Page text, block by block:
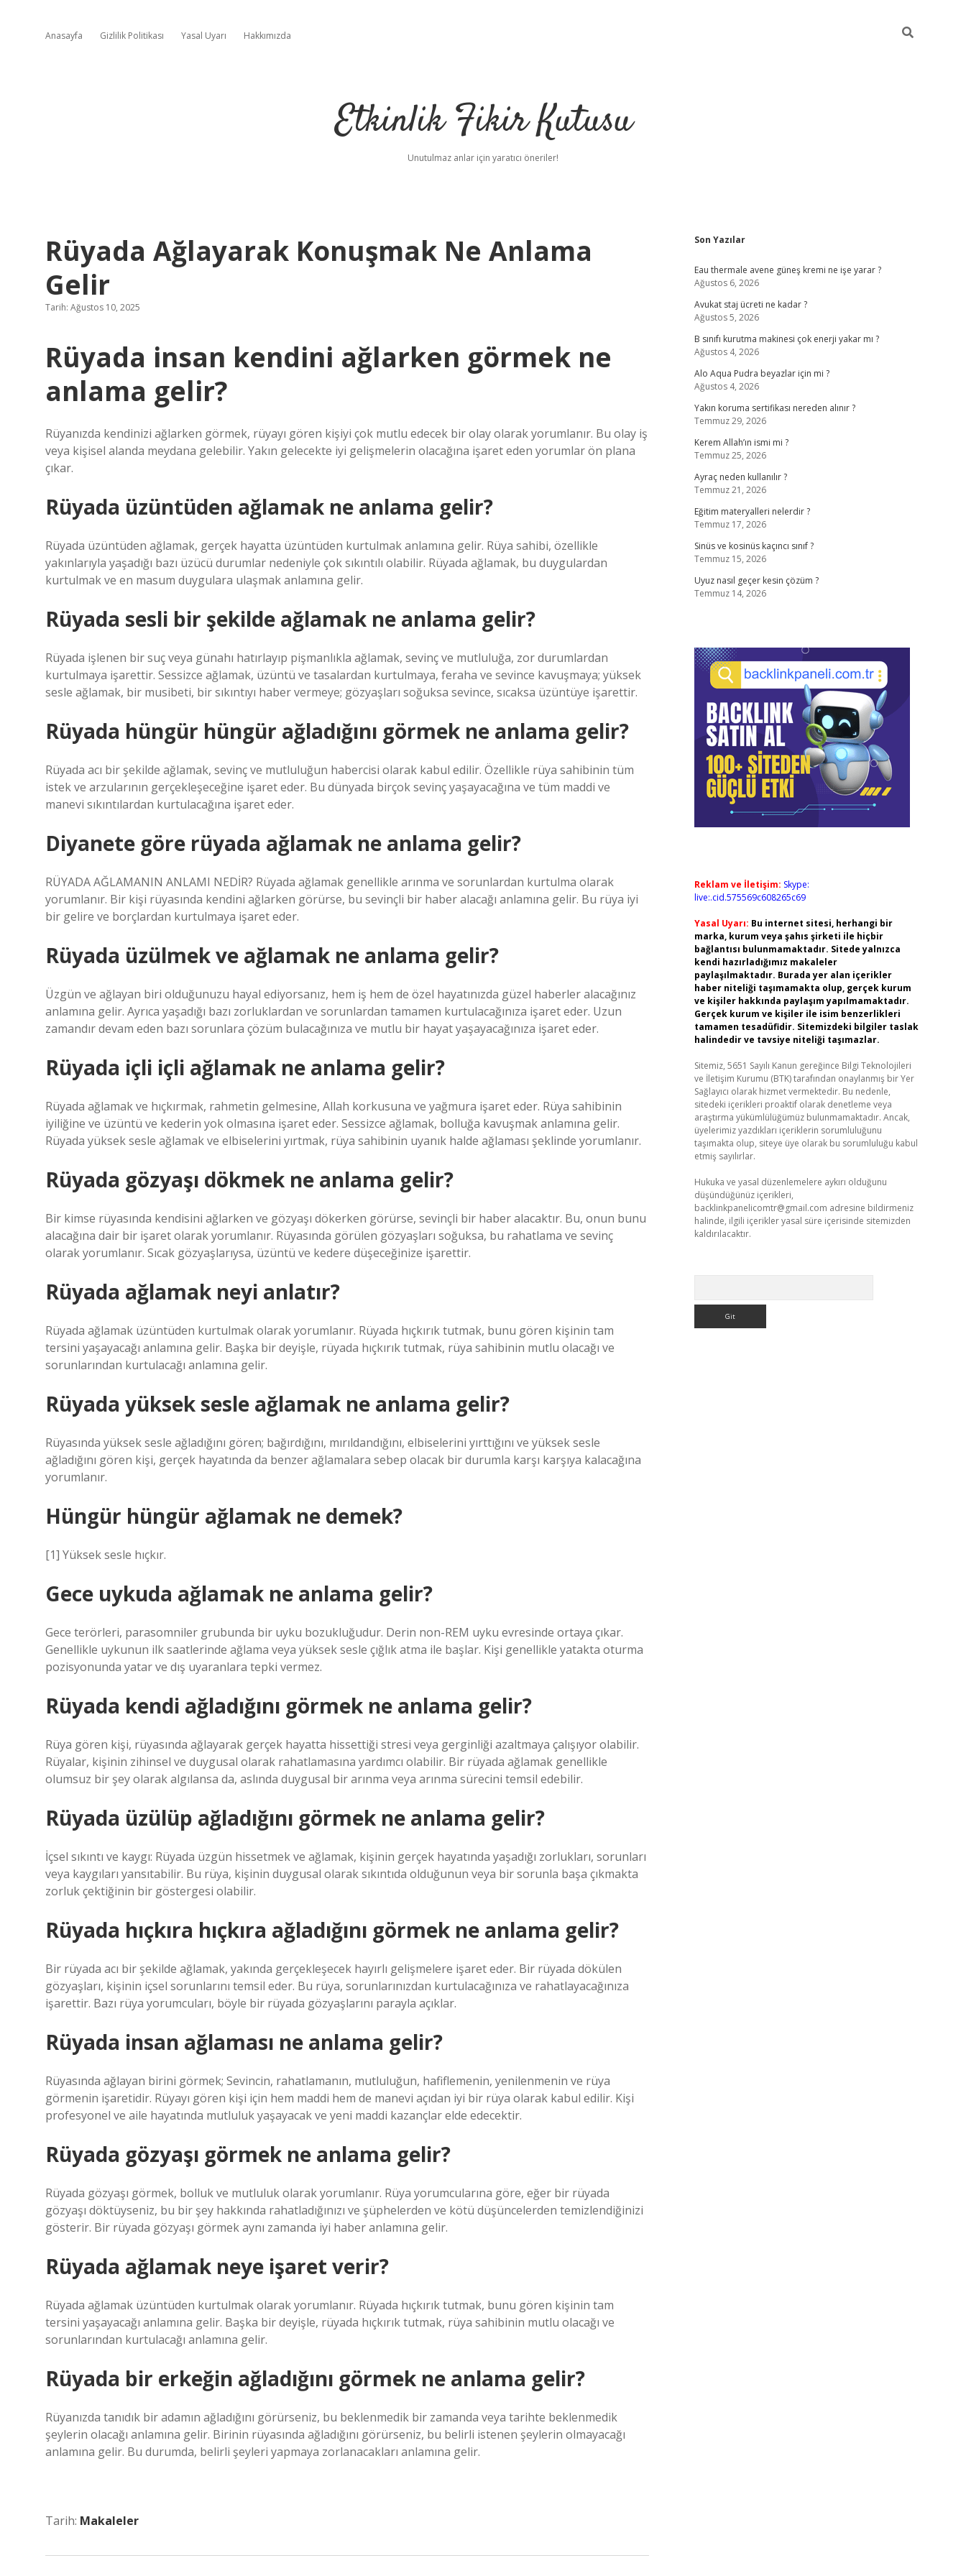
Anasayfa Gizlilik Politikası Yasal Uyarı Hakkımızda
Etkinlik Fikir Kutusu
Unutulmaz anlar için yaratıcı öneriler!
Rüyada Ağlayarak Konuşmak Ne Anlama
Gelir
Tarih: Ağustos 10, 2025
Rüyada insan kendini ağlarken görmek ne
anlama gelir?
Rüyanızda kendinizi ağlarken görmek, rüyayı gören kişiyi çok mutlu edecek bir olay olarak yorumlanır. Bu olay iş
veya kişisel alanda meydana gelebilir. Yakın gelecekte iyi gelişmelerin olacağına işaret eden yorumlar ön plana
çıkar.
Rüyada üzüntüden ağlamak ne anlama gelir?
Rüyada üzüntüden ağlamak, gerçek hayatta üzüntüden kurtulmak anlamına gelir. Rüya sahibi, özellikle
yakınlarıyla yaşadığı bazı üzücü durumlar nedeniyle çok sıkıntılı olabilir. Rüyada ağlamak, bu duygulardan
kurtulmak ve en masum duygulara ulaşmak anlamına gelir.
Rüyada sesli bir şekilde ağlamak ne anlama gelir?
Rüyada işlenen bir suç veya günahı hatırlayıp pişmanlıkla ağlamak, sevinç ve mutluluğa, zor durumlardan
kurtulmaya işarettir. Sessizce ağlamak, üzüntü ve tasalardan kurtulmaya, feraha ve sevince kavuşmaya; yüksek
sesle ağlamak, bir musibeti, bir sıkıntıyı haber vermeye; gözyaşları soğuksa sevince, sıcaksa üzüntüye işarettir.
Rüyada hüngür hüngür ağladığını görmek ne anlama gelir?
Rüyada acı bir şekilde ağlamak, sevinç ve mutluluğun habercisi olarak kabul edilir. Özellikle rüya sahibinin tüm
istek ve arzularının gerçekleşeceğine işaret eder. Bu dünyada birçok sevinç yaşayacağına ve tüm maddi ve
manevi sıkıntılardan kurtulacağına işaret eder.
Diyanete göre rüyada ağlamak ne anlama gelir?
RÜYADA AĞLAMANIN ANLAMI NEDİR? Rüyada ağlamak genellikle arınma ve sorunlardan kurtulma olarak
yorumlanır. Bir kişi rüyasında kendini ağlarken görürse, bu sevinçli bir haber alacağı anlamına gelir. Bu rüya iyi
bir gelire ve borçlardan kurtulmaya işaret eder.
Rüyada üzülmek ve ağlamak ne anlama gelir?
Üzgün ​​ve ağlayan biri olduğunuzu hayal ediyorsanız, hem iş hem de özel hayatınızda güzel haberler alacağınız
anlamına gelir. Ayrıca yaşadığı bazı zorluklardan ve sorunlardan tamamen kurtulacağınıza işaret eder. Uzun
zamandır devam eden bazı sorunlara çözüm bulacağınıza ve mutlu bir hayat yaşayacağınıza işaret eder.
Rüyada içli içli ağlamak ne anlama gelir?
Rüyada ağlamak ve hıçkırmak, rahmetin gelmesine, Allah korkusuna ve yağmura işaret eder. Rüya sahibinin
iyiliğine ve üzüntü ve kederin yok olmasına işaret eder. Sessizce ağlamak, bolluğa kavuşmak anlamına gelir.
Rüyada yüksek sesle ağlamak ve elbiselerini yırtmak, rüya sahibinin uyanık halde ağlaması şeklinde yorumlanır.
Rüyada gözyaşı dökmek ne anlama gelir?
Bir kimse rüyasında kendisini ağlarken ve gözyaşı dökerken görürse, sevinçli bir haber alacaktır. Bu, onun bunu
alacağına dair bir işaret olarak yorumlanır. Rüyasında görülen gözyaşları soğuksa, bu rahatlama ve sevinç
olarak yorumlanır. Sıcak gözyaşlarıysa, üzüntü ve kedere düşeceğinize işarettir.
Rüyada ağlamak neyi anlatır?
Rüyada ağlamak üzüntüden kurtulmak olarak yorumlanır. Rüyada hıçkırık tutmak, bunu gören kişinin tam
tersini yaşayacağı anlamına gelir. Başka bir deyişle, rüyada hıçkırık tutmak, rüya sahibinin mutlu olacağı ve
sorunlarından kurtulacağı anlamına gelir.
Rüyada yüksek sesle ağlamak ne anlama gelir?
Rüyasında yüksek sesle ağladığını gören; bağırdığını, mırıldandığını, elbiselerini yırttığını ve yüksek sesle
ağladığını gören kişi, gerçek hayatında da benzer ağlamalara sebep olacak bir durumla karşı karşıya kalacağına
yorumlanır.
Hüngür hüngür ağlamak ne demek?
[1] Yüksek sesle hıçkır.
Gece uykuda ağlamak ne anlama gelir?
Gece terörleri, parasomniler grubunda bir uyku bozukluğudur. Derin non-REM uyku evresinde ortaya çıkar.
Genellikle uykunun ilk saatlerinde ağlama veya yüksek sesle çığlık atma ile başlar. Kişi genellikle yatakta oturma
pozisyonunda yatar ve dış uyaranlara tepki vermez.
Rüyada kendi ağladığını görmek ne anlama gelir?
Rüya gören kişi, rüyasında ağlayarak gerçek hayatta hissettiği stresi veya gerginliği azaltmaya çalışıyor olabilir.
Rüyalar, kişinin zihinsel ve duygusal olarak rahatlamasına yardımcı olabilir. Bir rüyada ağlamak genellikle
olumsuz bir şey olarak algılansa da, aslında duygusal bir arınma veya arınma sürecini temsil edebilir.
Rüyada üzülüp ağladığını görmek ne anlama gelir?
İçsel sıkıntı ve kaygı: Rüyada üzgün hissetmek ve ağlamak, kişinin gerçek hayatında yaşadığı zorlukları, sorunları
veya kaygıları yansıtabilir. Bu rüya, kişinin duygusal olarak sıkıntıda olduğunun veya bir sorunla başa çıkmakta
zorluk çektiğinin bir göstergesi olabilir.
Rüyada hıçkıra hıçkıra ağladığını görmek ne anlama gelir?
Bir rüyada acı bir şekilde ağlamak, yakında gerçekleşecek hayırlı gelişmelere işaret eder. Bir rüyada dökülen
gözyaşları, kişinin içsel sorunlarını temsil eder. Bu rüya, sorunlarınızdan kurtulacağınıza ve rahatlayacağınıza
işarettir. Bazı rüya yorumcuları, böyle bir rüyada gözyaşlarını parayla açıklar.
Rüyada insan ağlaması ne anlama gelir?
Rüyasında ağlayan birini görmek; Sevincin, rahatlamanın, mutluluğun, hafiflemenin, yenilenmenin ve rüya
görmenin işaretidir. Rüyayı gören kişi için hem maddi hem de manevi açıdan iyi bir rüya olarak kabul edilir. Kişi
profesyonel ve aile hayatında mutluluk yaşayacak ve yeni maddi kazançlar elde edecektir.
Rüyada gözyaşı görmek ne anlama gelir?
Rüyada gözyaşı görmek, bolluk ve mutluluk olarak yorumlanır. Rüya yorumcularına göre, eğer bir rüyada
gözyaşı döktüyseniz, bu bir şey hakkında rahatladığınızı ve şüphelerden ve kötü düşüncelerden temizlendiğinizi
gösterir. Bir rüyada gözyaşı görmek aynı zamanda iyi haber anlamına gelir.
Rüyada ağlamak neye işaret verir?
Rüyada ağlamak üzüntüden kurtulmak olarak yorumlanır. Rüyada hıçkırık tutmak, bunu gören kişinin tam
tersini yaşayacağı anlamına gelir. Başka bir deyişle, rüyada hıçkırık tutmak, rüya sahibinin mutlu olacağı ve
sorunlarından kurtulacağı anlamına gelir.
Rüyada bir erkeğin ağladığını görmek ne anlama gelir?
Rüyanızda tanıdık bir adamın ağladığını görürseniz, bu beklenmedik bir zamanda veya tarihte beklenmedik
şeylerin olacağı anlamına gelir. Birinin rüyasında ağladığını görürseniz, bu belirli istenen şeylerin olmayacağı
anlamına gelir. Bu durumda, belirli şeyleri yapmaya zorlanacakları anlamına gelir.
Tarih: Makaleler
Sidebar
Son Yazılar
Eau thermale avene güneş kremi ne işe yarar ?
Ağustos 6, 2026
Avukat staj ücreti ne kadar ?
Ağustos 5, 2026
B sınıfı kurutma makinesi çok enerji yakar mı ?
Ağustos 4, 2026
Alo Aqua Pudra beyazlar için mi ?
Ağustos 4, 2026
Yakın koruma sertifikası nereden alınır ?
Temmuz 29, 2026
Kerem Allah’ın ismi mi ?
Temmuz 25, 2026
Ayraç neden kullanılır ?
Temmuz 21, 2026
Eğitim materyalleri nelerdir ?
Temmuz 17, 2026
Sinüs ve kosinüs kaçıncı sınıf ?
Temmuz 15, 2026
Uyuz nasıl geçer kesin çözüm ?
Temmuz 14, 2026
Reklam ve İletişim: Skype:
live:.cid.575569c608265c69
Yasal Uyarı: Bu internet sitesi, herhangi bir
marka, kurum veya şahıs şirketi ile hiçbir
bağlantısı bulunmamaktadır. Sitede yalnızca
kendi hazırladığımız makaleler
paylaşılmaktadır. Burada yer alan içerikler
haber niteliği taşımamakta olup, gerçek kurum
ve kişiler hakkında paylaşım yapılmamaktadır.
Gerçek kurum ve kişiler ile isim benzerlikleri
tamamen tesadüfidir. Sitemizdeki bilgiler taslak
halindedir ve tavsiye niteliği taşımazlar.
Sitemiz, 5651 Sayılı Kanun gereğince Bilgi Teknolojileri
ve İletişim Kurumu (BTK) tarafından onaylanmış bir Yer
Sağlayıcı olarak hizmet vermektedir. Bu nedenle,
sitedeki içerikleri proaktif olarak denetleme veya
araştırma yükümlülüğümüz bulunmamaktadır. Ancak,
üyelerimiz yazdıkları içeriklerin sorumluluğunu
taşımakta olup, siteye üye olarak bu sorumluluğu kabul
etmiş sayılırlar.
Hukuka ve yasal düzenlemelere aykırı olduğunu
düşündüğünüz içerikleri,
backlinkpanelicomtr@gmail.com adresine bildirmeniz
halinde, ilgili içerikler yasal süre içerisinde sitemizden
kaldırılacaktır.